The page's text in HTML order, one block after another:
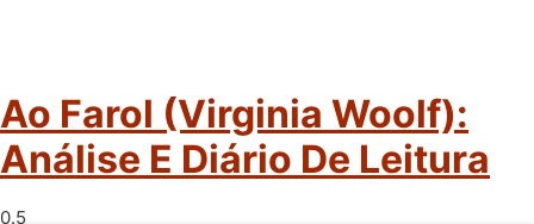
Ao Farol (Virginia Woolf):
Análise E Diário De Leitura